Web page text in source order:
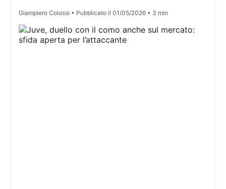
Giampiero Colossi • Pubblicato il01/05/2026 • 3 min